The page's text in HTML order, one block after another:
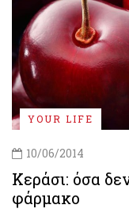
YOUR LIFE
10/06/2014
Kεράσι: όσα
φάρμακο